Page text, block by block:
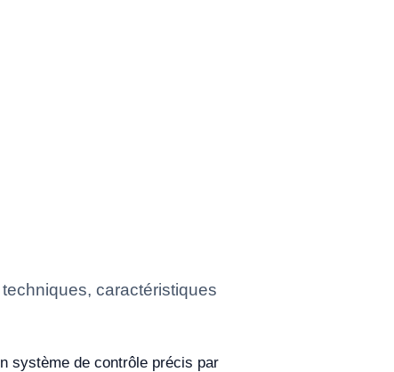
caractéristiques
système de contrôle précis par